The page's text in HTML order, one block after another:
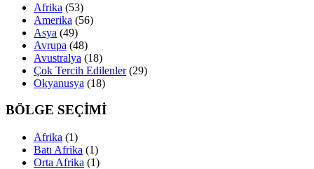
Afrika (53)
Amerika (56)
Asya (49)
Avrupa (48)
Avustralya (18)
Çok Tercih Edilenler (29)
Okyanusya (18)
BÖLGE SEÇİMİ
Afrika (1)
Batı Afrika (1)
Orta Afrika (1)